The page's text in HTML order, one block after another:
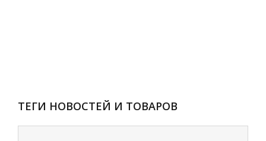
ТЕГИ НОВОСТЕЙ И ТОВАРОВ